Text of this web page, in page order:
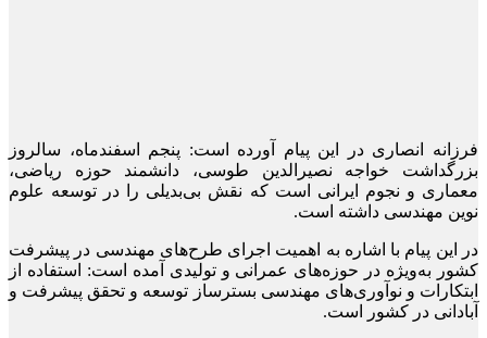
فرزانه انصاری در این پیام آورده است: پنجم اسفندماه، سالروز
بزرگداشت خواجه نصیرالدین طوسی، دانشمند حوزه ریاضی،
معماری و نجوم ایرانی است که نقش بی‌بدیلی را در توسعه علوم
نوین مهندسی داشته است.
در این پیام با اشاره به اهمیت اجرای طرح‌های مهندسی در پیشرفت
کشور به‌ویژه در حوزه‌های عمرانی و تولیدی آمده است: استفاده از
ابتکارات و نوآوری‌های مهندسی بسترساز توسعه و تحقق پیشرفت و
آبادانی در کشور است.